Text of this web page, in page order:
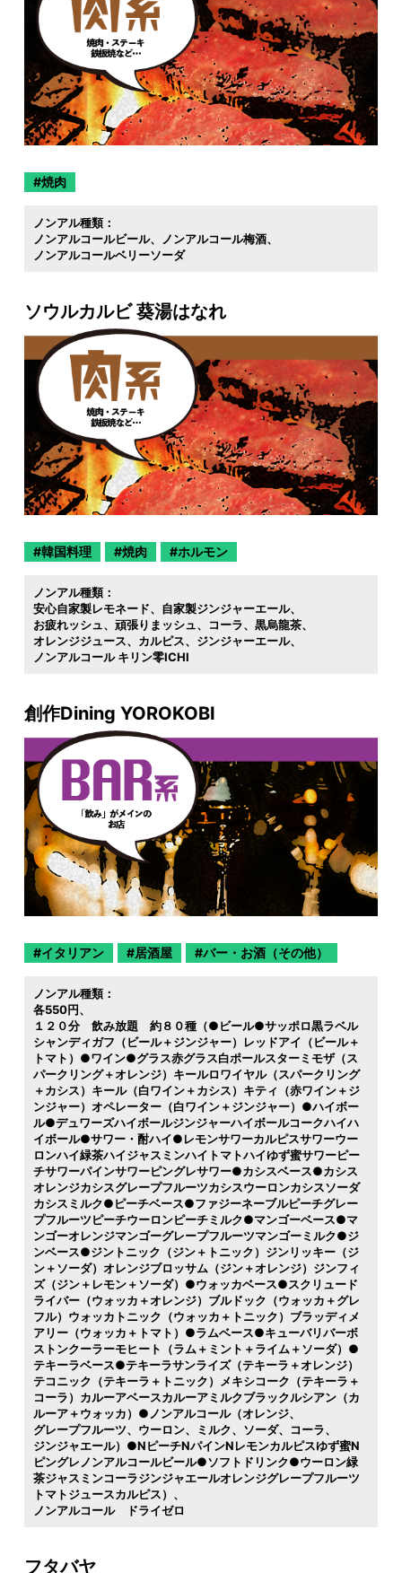
焼肉
ノンアル種類：
ノンアルコールビール
ノンアルコール梅酒
ノンアルコールベリーソーダ
ソウルカルビ 葵湯はなれ
韓国料理 焼肉 ホルモン
ノンアル種類：
安心自家製レモネード
自家製ジンジャーエール
お疲れッシュ
頑張りまッシュ コーラ
黒烏龍茶
オレンジジュース
カルピス
ジンジャーエール
ノンアルコール キリン零ICHI
創作Dining YOROKOBI
イタリアン 居酒屋 バー・お酒（その他）
ノンアル種類：
各550円
１２０分 飲み放題 約８０種（●ビール●サッポロ黒ラベル
シャンディガフ（ビール＋ジンジャー）レッドアイ（ビール＋
トマト）●ワイン●グラス赤グラス白ポールスターミモザ（ス
パークリング＋オレンジ）キールロワイヤル（スパークリング
＋カシス）キール（白ワイン＋カシス）キティ（赤ワイン＋ジ
ンジャー）オペレーター（白ワイン＋ジンジャー）●ハイボー
ル●デュワーズハイボールジンジャーハイボールコークハイハ
イボール●サワー・酎ハイ●レモンサワーカルピスサワーウー
ロンハイ緑茶ハイジャスミンハイトマトハイゆず蜜サワーピー
チサワーパインサワーピングレサワー●カシスベース●カシス
オレンジカシスグレープフルーツカシスウーロンカシスソーダ
カシスミルク●ピーチベース●ファジーネーブルピーチグレー
プフルーツピーチウーロンピーチミルク●マンゴーベース●マ
ンゴーオレンジマンゴーグレープフルーツマンゴーミルク●ジ
ンベース●ジントニック（ジン＋トニック）ジンリッキー（ジ
ン＋ソーダ）オレンジブロッサム（ジン＋オレンジ）ジンフィ
ズ（ジン＋レモン＋ソーダ）●ウォッカベース●スクリュード
ライバー（ウォッカ＋オレンジ）ブルドック（ウォッカ＋グレ
フル）ウォッカトニック（ウォッカ＋トニック）ブラッディメ
アリー（ウォッカ＋トマト）●ラムベース●キューバリバーボ
ストンクーラーモヒート（ラム＋ミント＋ライム＋ソーダ）●
テキーラベース●テキーラサンライズ（テキーラ＋オレンジ）
テコニック（テキーラ＋トニック）メキシコーク（テキーラ＋
コーラ）カルーアベースカルーアミルクブラックルシアン（カ
ルーア＋ウォッカ）●ノンアルコール（オレンジ
グレープフルーツ
ウーロン ミルク ソーダ
コーラ
ジンジャエール）●NピーチNパインNレモンカルピスゆず蜜N
ピングレノンアルコールビール●ソフトドリンク●ウーロン緑
茶ジャスミンコーラジンジャエールオレンジグレープフルーツ
トマトジュースカルピス）
ノンアルコール ドライゼロ
フタバヤ